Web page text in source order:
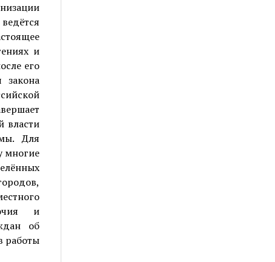
и
его
закона
власти
Для
многие
и
об
работы